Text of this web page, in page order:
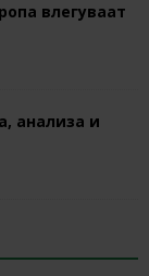
влегуваат
анализа и